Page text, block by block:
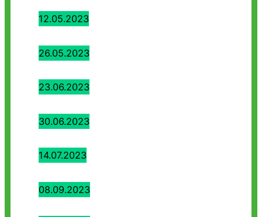
12.05.2023
26.05.2023
23.06.2023
30.06.2023
14.07.2023
08.09.2023